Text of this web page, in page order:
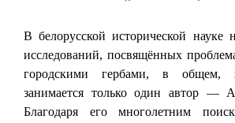
В белорусской исторической науке
исследований, посвящённых
городскими гербами, в общем,
занимается только один автор —
Благодаря его многолетним